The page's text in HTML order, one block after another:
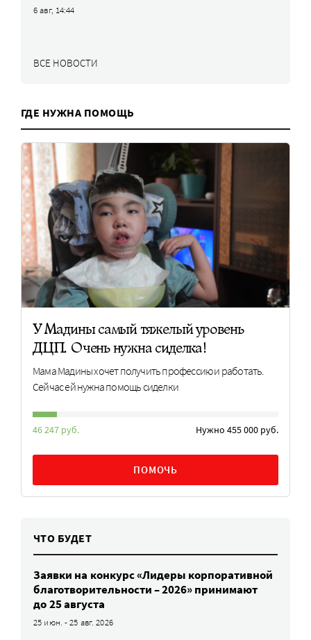
6 авг, 14:44
ВСЕ НОВОСТИ
ГДЕ НУЖНА ПОМОЩЬ
У Мадины самый тяжелый уровень
ДЦП. Очень нужна сиделка!
Мама Мадины хочет получить профессию и работать.
Сейчас ей нужна помощь сиделки
46 247 руб. Нужно 455 000 руб.
ПОМОЧЬ
ЧТО БУДЕТ
Заявки на конкурс «Лидеры корпоративной
благотворительности – 2026» принимают
до 25 августа
25 июн. - 25 авг. 2026